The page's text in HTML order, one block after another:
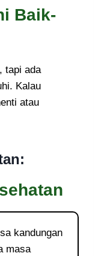
Baik-
tapi ada
Kalau
atau
kandungan
masa